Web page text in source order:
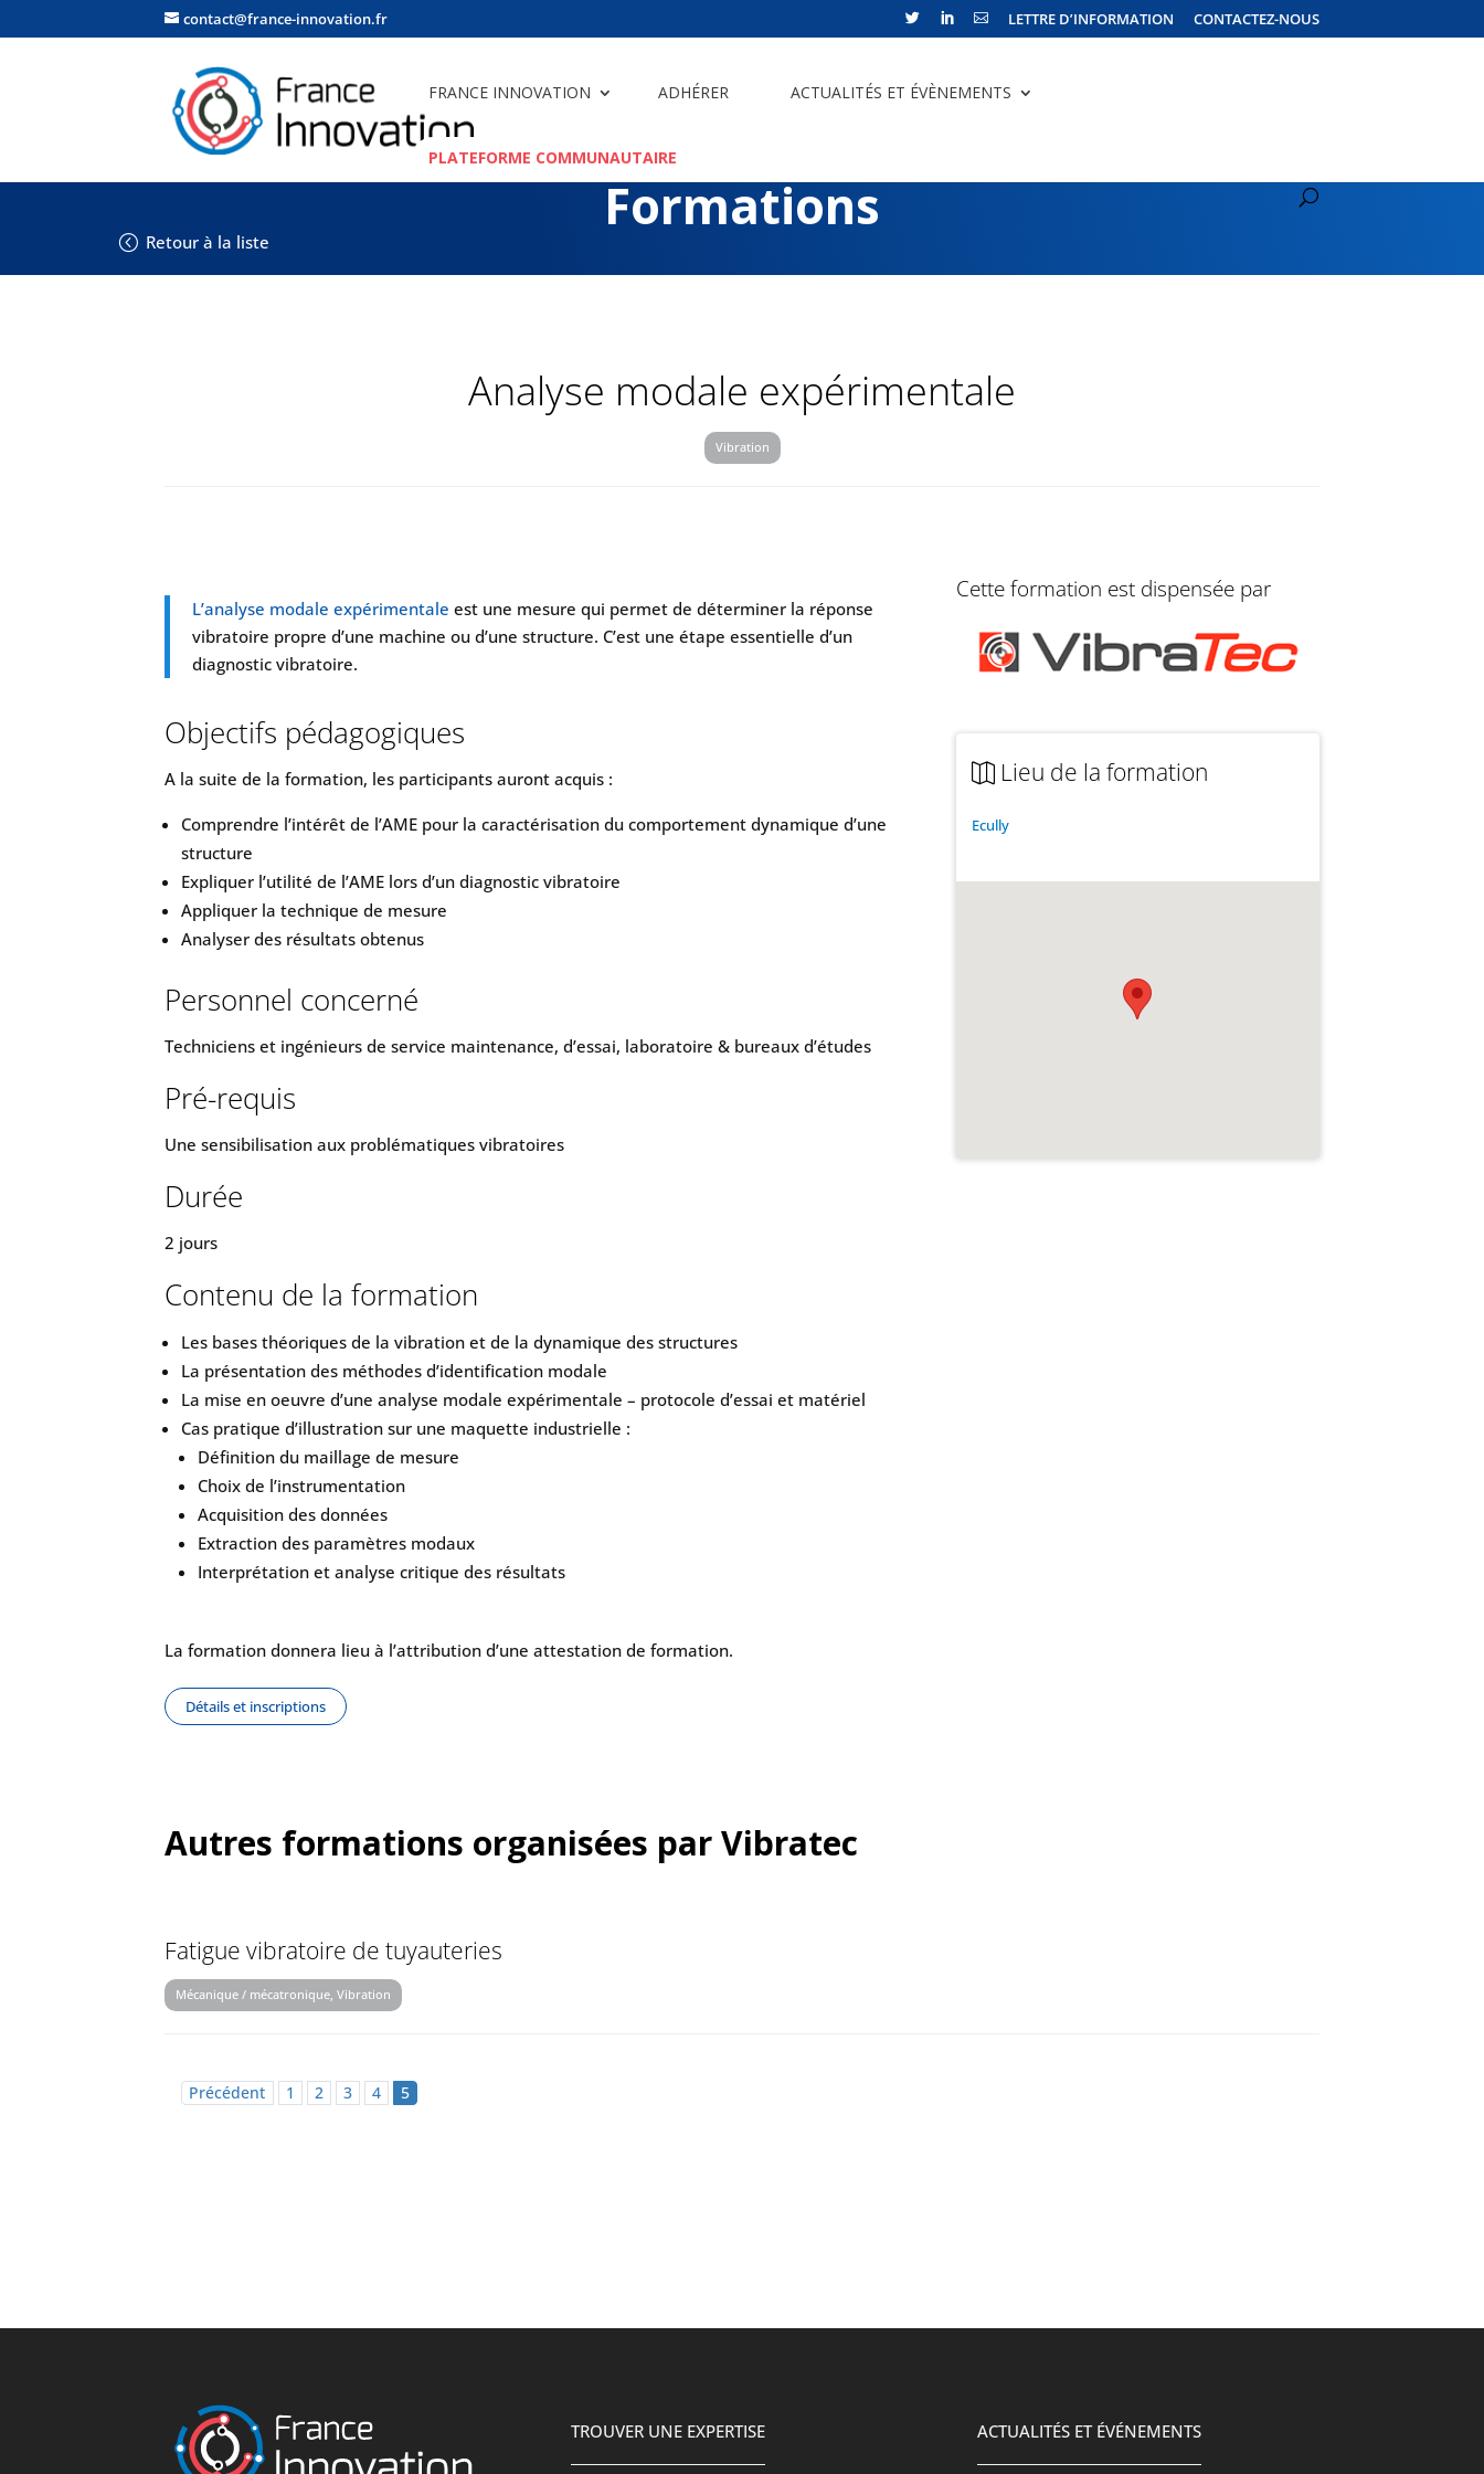
contact@france-innovation.fr    LETTRE D’INFORMATION CONTACTEZ-NOUS
FRANCE INNOVATION ADHÉRER ACTUALITÉS ET ÉVÈNEMENTS
PLATEFORME COMMUNAUTAIRE
Formations
Retour à la liste
Analyse modale expérimentale
Vibration
L’analyse modale expérimentale est une mesure qui permet de déterminer la réponse
vibratoire propre d’une machine ou d’une structure. C’est une étape essentielle d’un
diagnostic vibratoire.
Objectifs pédagogiques
A la suite de la formation, les participants auront acquis :
Comprendre l’intérêt de l’AME pour la caractérisation du comportement dynamique d’une
structure
Expliquer l’utilité de l’AME lors d’un diagnostic vibratoire
Appliquer la technique de mesure
Analyser des résultats obtenus
Personnel concerné
Techniciens et ingénieurs de service maintenance, d’essai, laboratoire & bureaux d’études
Pré-requis
Une sensibilisation aux problématiques vibratoires
Durée
2 jours
Contenu de la formation
Les bases théoriques de la vibration et de la dynamique des structures
La présentation des méthodes d’identification modale
La mise en oeuvre d’une analyse modale expérimentale – protocole d’essai et matériel
Cas pratique d’illustration sur une maquette industrielle :
Définition du maillage de mesure
Choix de l’instrumentation
Acquisition des données
Extraction des paramètres modaux
Interprétation et analyse critique des résultats
La formation donnera lieu à l’attribution d’une attestation de formation.
Détails et inscriptions
Cette formation est dispensée par
Lieu de la formation
Ecully
Autres formations organisées par Vibratec
Fatigue vibratoire de tuyauteries
Mécanique / mécatronique, Vibration
Précédent 1 2 3 4 5
TROUVER UNE EXPERTISE ACTUALITÉS ET ÉVÉNEMENTS